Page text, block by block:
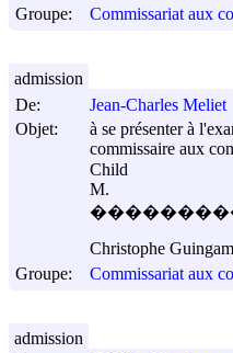
Groupe:
Commissariat aux
De:
Jean-Charles Meliet
Objet:
à se présenter à
commissaire aux
Child
M.
Christophe
Groupe:
Commissariat aux
admission
admission